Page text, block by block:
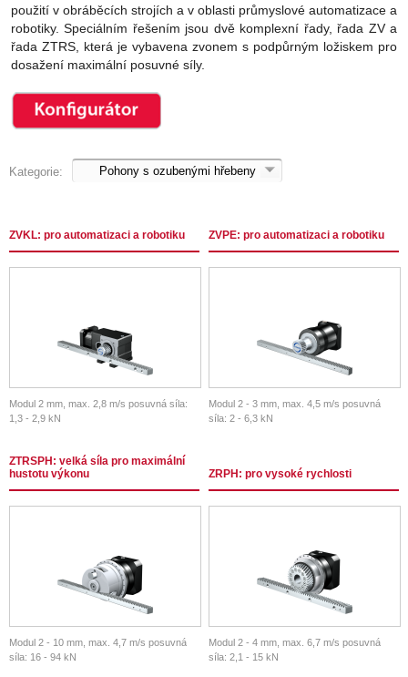
použití v obráběcích strojích a v oblasti průmyslové automatizace a
robotiky. Speciálním řešením jsou dvě komplexní řady, řada ZV a
řada ZTRS, která je vybavena zvonem s podpůrným ložiskem pro
dosažení maximální posuvné síly.
Kategorie:
ZVKL: pro automatizaci a robotiku
Modul 2 mm, max. 2,8 m/s posuvná síla:
1,3 - 2,9 kN
ZVPE: pro automatizaci a robotiku
Modul 2 - 3 mm, max. 4,5 m/s posuvná
síla: 2 - 6,3 kN
ZTRSPH: velká síla pro maximální
hustotu výkonu
Modul 2 - 10 mm, max. 4,7 m/s posuvná
síla: 16 - 94 kN
ZRPH: pro vysoké rychlosti
Modul 2 - 4 mm, max. 6,7 m/s posuvná
síla: 2,1 - 15 kN